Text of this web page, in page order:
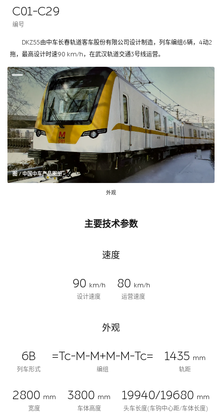
C01-C29
编号
DKZ55由中车长春轨道客车股份有限公司设计制造，列车编组6辆，4动2
拖，最高设计时速90 km/h，在武汉轨道交通3号线运营。
图 / 中国中车产品图册
外观
主要技术参数
速度
90
km/h
设计速度
80
km/h
运营速度
外观
6B
列车形式
=Tc-M-M+M-M-Tc=
编组
1435 mm
轨距
2800 mm
宽度
3800 mm
车体高度
19940/19680 mm
头车长度(车钩中心距/车体长度)